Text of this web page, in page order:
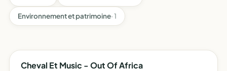
Environnement et patrimoine· 1
Cheval Et Music - Out Of Africa